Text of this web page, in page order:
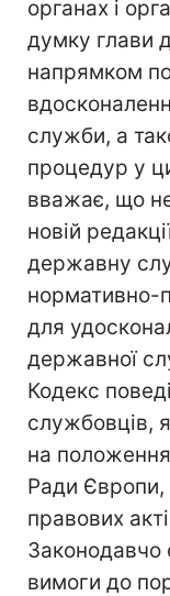
органах і
думку глави
напрямком
служби, а
процедур у
вважає, що
новій
державну
нормативно-
для
державної
Кодекс
службовців,
на
Ради
правових
Законодавчо
вимоги до